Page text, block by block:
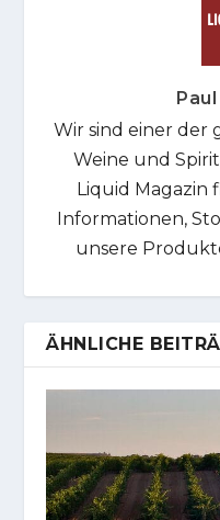
Wir sind einer der
Weine und
Liquid Magazin
Informationen,
unsere
ÄHNLICHE